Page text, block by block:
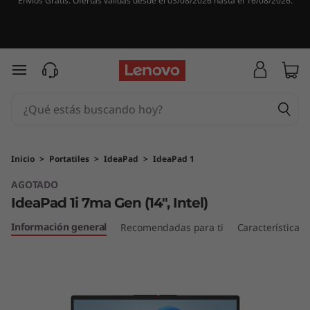
d
e
a
d
1
Ir al contenido principal
Inicio > Portatiles > IdeaPad > IdeaPad 1
AGOTADO
IdeaPad 1i 7ma Gen (14", Intel)
Información general Recomendadas para ti Características